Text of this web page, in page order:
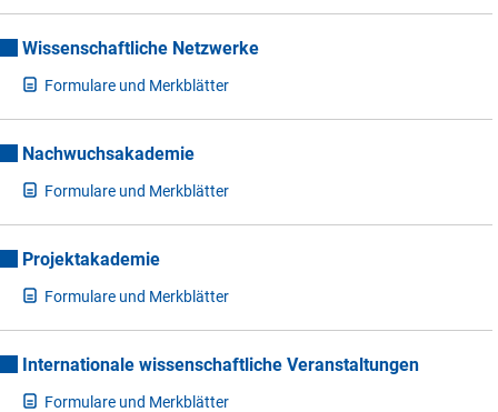
Wissenschaftliche Netzwerke
Formulare und Merkblätter
Nachwuchsakademie
Formulare und Merkblätter
Projektakademie
Formulare und Merkblätter
Internationale wissenschaftliche Veranstaltungen
Formulare und Merkblätter